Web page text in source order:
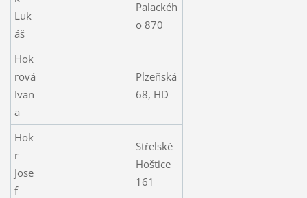
Luk
áš
Palackéh
o 870
Hok
rová
Ivan
a
Plzeňská
68, HD
Hok
r
Jose
f
Střelské
Hoštice
161